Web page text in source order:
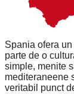
Spania ofera
parte de o
simple, menite
mediteraneene
veritabil punct